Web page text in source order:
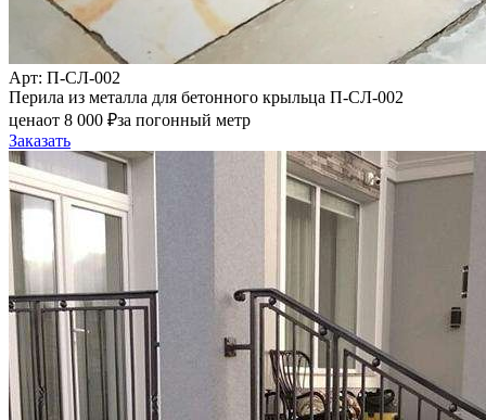
Арт: П-СЛ-002
Перила из металла для бетонного крыльца П-СЛ-002
ценаот 8 000 ₽за погонный метр
Заказать